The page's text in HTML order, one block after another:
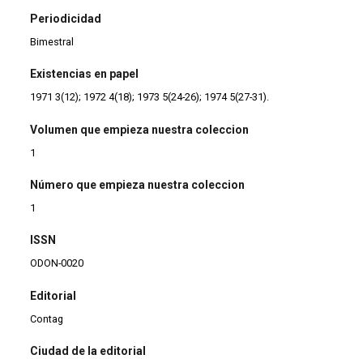
Periodicidad
Bimestral
Existencias en papel
1971 3(12); 1972 4(18); 1973 5(24-26); 1974 5(27-31).
Volumen que empieza nuestra coleccion
1
Número que empieza nuestra coleccion
1
ISSN
ODON-0020
Editorial
Contag
Ciudad de la editorial